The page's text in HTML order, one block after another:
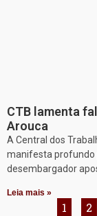
CTB lamenta
Arouca
A Central dos
manifesta profundo
desembargador
Leia mais »
1 2